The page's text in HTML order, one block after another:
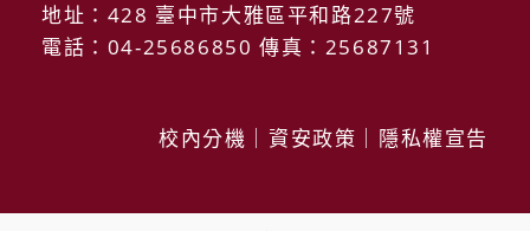
地址：428 臺中市大雅區平和路227號
電話：04-25686850 傳真：25687131
校內分機 資安政策 隱私權宣告